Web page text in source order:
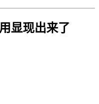
显现出来了